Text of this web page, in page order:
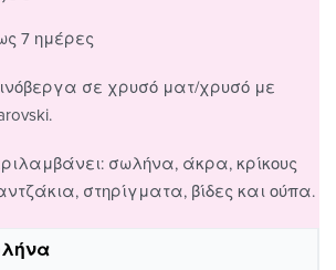
7 ημέρες
σε χρυσό ματ/χρυσό με
σωλήνα, άκρα, κρίκους
στηρίγματα, βίδες και ούπα.